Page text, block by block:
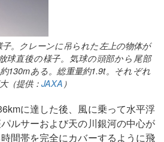
子。クレーンに吊られた左上の物体が
球直後の様子。気球の頭部から尾部
約130mある。総重量約1.9t。それぞれ
（提供：JAXA ）
に達した後、風に乗って水平浮
ルサーおよび天の川銀河の中心が
間帯を完全にカバーするように飛